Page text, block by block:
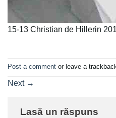
15-13 Christian de Hillerin
Post a comment or leave a
Next →
Lasă un răspuns